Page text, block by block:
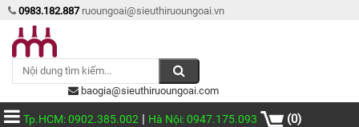
0983.182.887 ruoungoai@sieuthiruoungoai.vn
baogia@sieuthiruoungoai.com
Tp.HCM: 0902.385.002 | Hà Nội: 0947.175.093 (0)